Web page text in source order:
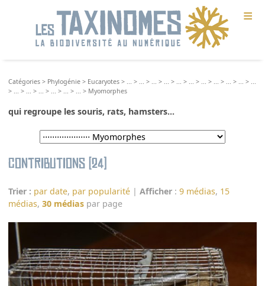
≡
Catégories > Phylogénie > Eucaryotes > > > > > > > > > > >
>
> > > > > > Myomorphes
qui regroupe les souris, rats, hamsters...
Contributions (24)
Trier : par date, par popularité |Afficher :9 médias, 15
médias,30 médias par page